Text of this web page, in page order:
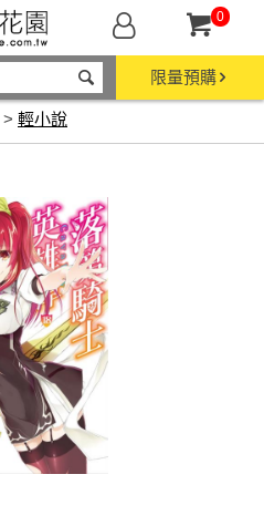
0
限量預購
> 輕小說